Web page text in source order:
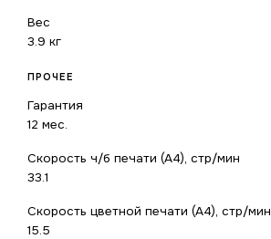
Вес
3.9 кг
ПРОЧЕЕ
Гарантия
12 мес.
Скорость ч/б печати (А4), стр/мин
33.1
Скорость цветной печати (А4), стр/мин
15.5